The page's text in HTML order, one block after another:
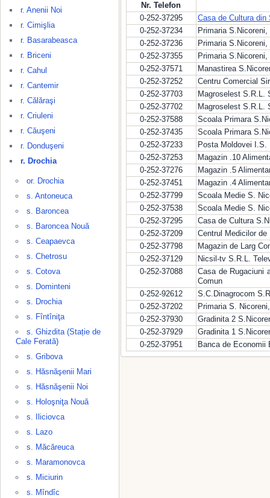
r. Anenii Noi
r. Cimişlia
r. Basarabeasca
r. Briceni
r. Cahul
r. Cantemir
r. Călăraşi
r. Criuleni
r. Căuşeni
r. Donduşeni
r. Drochia
or. Drochia
s. Antoneuca
s. Baroncea
s. Baroncea Nouă
s. Ceapaevca
s. Chetrosu
s. Cotova
s. Dominteni
s. Drochia
s. Fîntîniţa
s. Ghizdita (Stație de
Cale Ferată)
s. Gribova
s. Hăsnăşenii Mari
s. Hăsnăşenii Noi
s. Holoşniţa Nouă
s. Iliciovca
s. Lazo
s. Măcăreuca
s. Maramonovca
s. Miciurin
s. Mîndîc
Nr. Telefon
0-252-37295
Casa de Cultura din
0-252-37234
Primaria S.Nicoreni,
0-252-37236
Primaria S.Nicoreni,
0-252-37355
Primaria
0-252-37571
Manastirea
0-252-37252
Centru Comercial
0-252-37703
Magroselest S.R.L.
0-252-37702
Magroselest S.R.L.
0-252-37588
Scoala Primara
0-252-37435
Scoala Primara
0-252-37233
Posta Moldovei
0-252-37253
Magazin .10
0-252-37276
Magazin .5
0-252-37451
Magazin .4
0-252-37799
Scoala Medie S.
0-252-37538
Scoala Medie S.
0-252-37295
Casa de Cultura
0-252-37209
Centrul Medicilor
0-252-37798
Magazin de Larg
0-252-37129
Nicsil-tv S.R.L.
0-252-37088
Casa de Rugaciuni
Comun
0-252-92612
S.C.Dinagrocom
0-252-37202
Primaria S.
0-252-37930
Gradinita 2
0-252-37929
Gradinita 1
0-252-37951
Banca de Economii